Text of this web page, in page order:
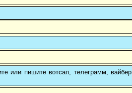
или пишите вотсап, телеграмм, вайбер